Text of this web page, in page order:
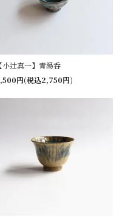
【小辻真一】青湯呑
円(税込2,750円)